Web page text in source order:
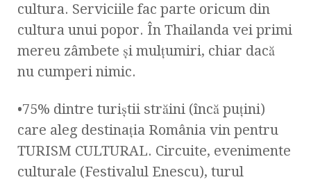
cultura. Serviciile fac parte oricum din
cultura unui popor. În Thailanda vei primi
mereu zâmbete şi mulţumiri, chiar dacă
nu cumperi nimic.
•75% dintre turiştii străini (încă puţini)
care aleg destinaţia România vin pentru
TURISM CULTURAL. Circuite, evenimente
culturale (Festivalul Enescu), turul